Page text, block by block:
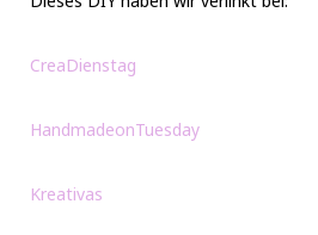
CreaDienstag
HandmadeonTuesday
Kreativas